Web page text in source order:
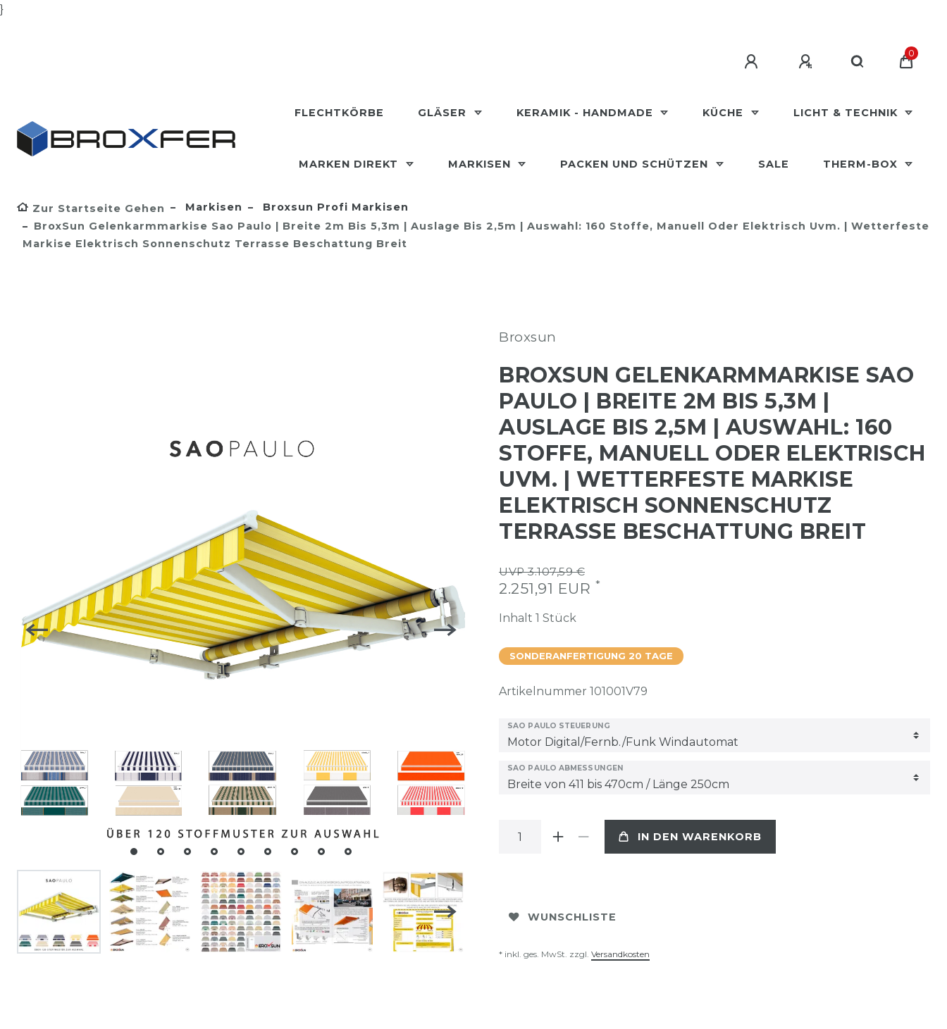
}
0
FLECHTKÖRBE GLÄSER KERAMIK - HANDMADE KÜCHE LICHT & TECHNIK
MARKEN DIREKT MARKISEN PACKEN UND SCHÜTZEN SALE THERM-BOX
Zur Startseite Gehen Markisen
Broxsun Profi Markisen
BroxSun Gelenkarmmarkise Sao Paulo | Breite 2m Bis 5,3m | Auslage Bis 2,5m | Auswahl: 160 Stoffe, Manuell Oder Elektrisch Uvm. | Wetterfeste
Markise Elektrisch Sonnenschutz Terrasse Beschattung Breit
Broxsun
BROXSUN GELENKARMMARKISE SAO
PAULO | BREITE 2M BIS 5,3M |
AUSLAGE BIS 2,5M | AUSWAHL: 160
STOFFE, MANUELL ODER ELEKTRISCH
UVM. | WETTERFESTE MARKISE
ELEKTRISCH SONNENSCHUTZ
TERRASSE BESCHATTUNG BREIT
UVP 3.107,59 €
2.251,91 EUR *
Inhalt 1 Stück
SONDERANFERTIGUNG 20 TAGE
Artikelnummer 101001V79
SAO PAULO STEUERUNG
SAO PAULO ABMESSUNGEN
IN DEN WARENKORB
WUNSCHLISTE
* inkl. ges. MwSt. zzgl. Versandkosten